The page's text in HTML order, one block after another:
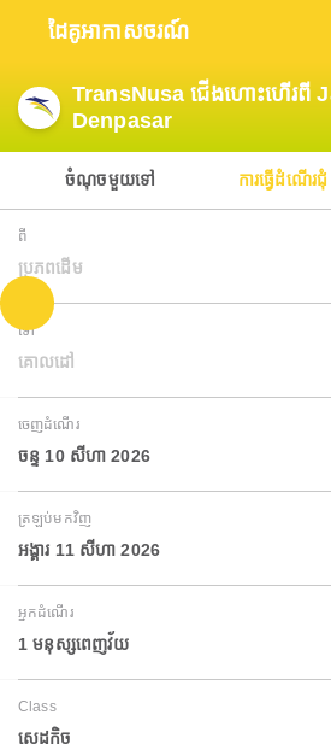
ដៃគូអាកាសចរណ៍
TransNusa ជើងហោះហើរពី
Denpasar
ចំណុចមួយទៅ ការធ្វើដំណើរជុំ
ពី
ប្រភពដើម
ទៅ
គោលដៅ
ចេញដំណើរ
ចន្ទ 10 សីហា 2026
ត្រឡប់មកវិញ
អង្គារ 11 សីហា 2026
អ្នកដំណើរ
1 មនុស្សពេញវ័យ
Class
សេដ្ឋកិច្ច